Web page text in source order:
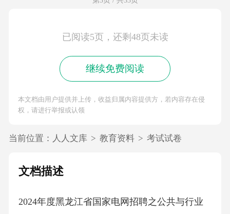
已阅读5页，还剩48页未读
继续免费阅读
本文档由用户提供并上传，收益归属内容提供方，若内容存在侵
权，请进行举报或认领
当前位置： 人人文库 > 教育资料 > 考试试卷
文档描述
2024年度黑龙江省国家电网招聘之公共与行业